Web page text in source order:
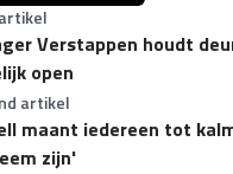
Verstappen houdt
open
artikel
maant iedereen tot
zijn'